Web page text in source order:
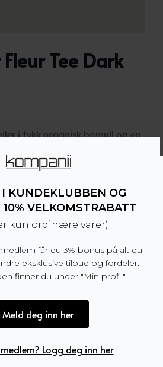
Tee Dark
i tykk organisk bomull og en
anbefaler å velge din normale
KUNDEKLUBBEN OG
VELKOMSTRABATT
kun ordinære varer)
får du 3% bonus på alt du
eksklusive tilbud og fordeler.
finner du under "Min profil".
Meld deg inn her
Logg deg inn her